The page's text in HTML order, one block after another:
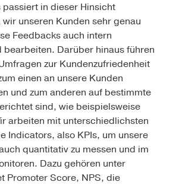
passiert in dieser Hinsicht
unseren Kunden sehr genau
Feedbacks auch intern
bearbeiten. Darüber hinaus führen
zur Kundenzufriedenheit
einen an unsere Kunden
und zum anderen auf bestimmte
sind, wie beispielsweise
arbeiten mit unterschiedlichsten
Indicators, also KPIs, um unsere
quantitativ zu messen und im
Dazu gehören unter
Promoter Score, NPS, die